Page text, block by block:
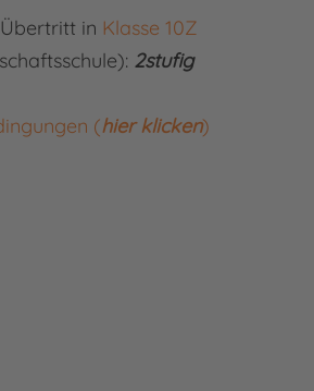
in Klasse 10Z
2stufig
(hier klicken)